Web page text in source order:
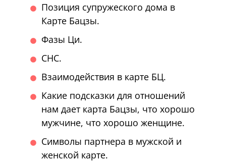
Позиция супружеского дома в
Карте Бацзы.
Фазы Ци.
СНС.
Взаимодействия в карте БЦ.
Какие подсказки для отношений
нам дает карта Бацзы, что хорошо
мужчине, что хорошо женщине.
Символы партнера в мужской и
женской карте.